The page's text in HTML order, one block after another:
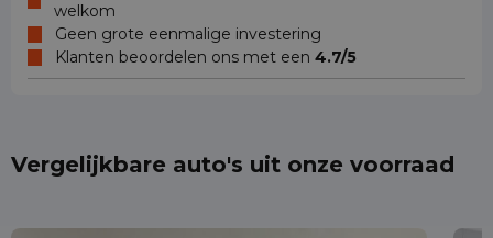
welkom
Geen grote eenmalige investering
Klanten beoordelen ons met een 4.7/5
Vergelijkbare auto's uit onze voorraad